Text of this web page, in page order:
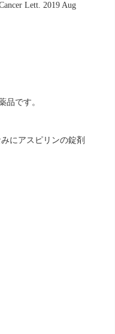
Lett. 2019 Aug
品です。
にアスピリンの錠剤